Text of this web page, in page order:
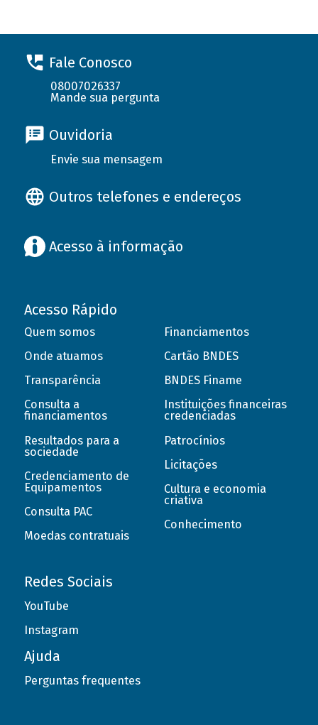
Fale Conosco
08007026337
Mande sua pergunta
Ouvidoria
Envie sua mensagem
Outros telefones e endereços
Acesso à informação
Acesso Rápido
Quem somos
Onde atuamos
Transparência
Consulta a
financiamentos
Resultados para a
sociedade
Credenciamento de
Equipamentos
Consulta PAC
Moedas contratuais
Financiamentos
Cartão BNDES
BNDES Finame
Instituições financeiras
credenciadas
Patrocínios
Licitações
Cultura e economia
criativa
Conhecimento
Redes Sociais
YouTube
Instagram
Ajuda
Perguntas frequentes